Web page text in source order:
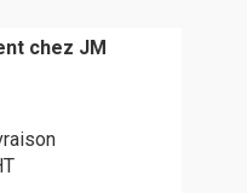
chez JM